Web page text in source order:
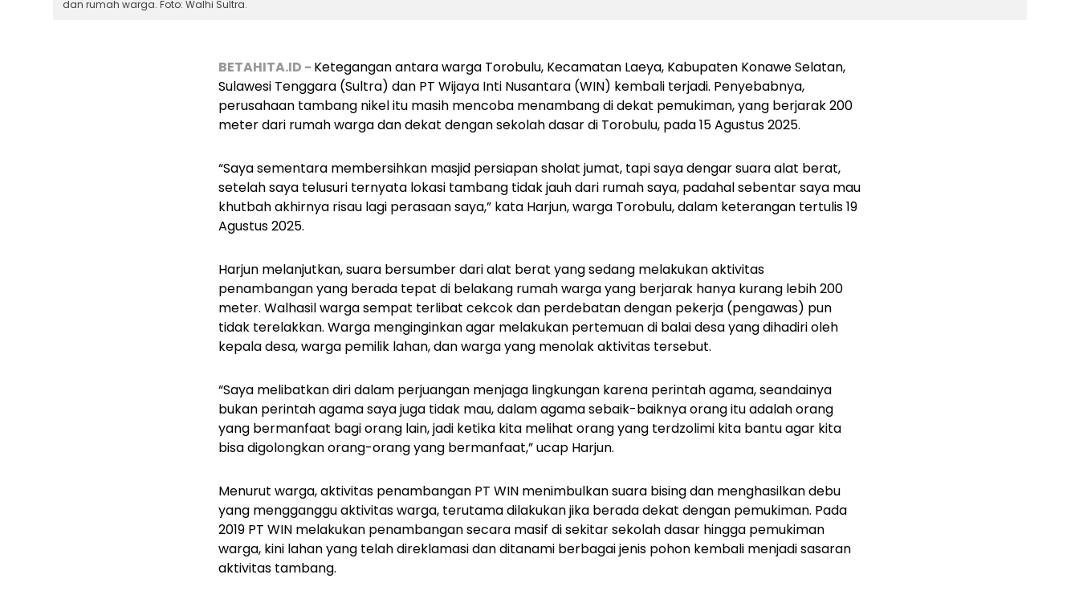
dan rumah warga. Foto: Walhi Sultra.
BETAHITA.ID - Ketegangan antara warga Torobulu, Kecamatan Laeya, Kabupaten Konawe Selatan,
Sulawesi Tenggara (Sultra) dan PT Wijaya Inti Nusantara (WIN) kembali terjadi. Penyebabnya,
perusahaan tambang nikel itu masih mencoba menambang di dekat pemukiman, yang berjarak 200
meter dari rumah warga dan dekat dengan sekolah dasar di Torobulu, pada 15 Agustus 2025.
“Saya sementara membersihkan masjid persiapan sholat jumat, tapi saya dengar suara alat berat,
setelah saya telusuri ternyata lokasi tambang tidak jauh dari rumah saya, padahal sebentar saya mau
khutbah akhirnya risau lagi perasaan saya,” kata Harjun, warga Torobulu, dalam keterangan tertulis 19
Agustus 2025.
Harjun melanjutkan, suara bersumber dari alat berat yang sedang melakukan aktivitas
penambangan yang berada tepat di belakang rumah warga yang berjarak hanya kurang lebih 200
meter. Walhasil warga sempat terlibat cekcok dan perdebatan dengan pekerja (pengawas) pun
tidak terelakkan. Warga menginginkan agar melakukan pertemuan di balai desa yang dihadiri oleh
kepala desa, warga pemilik lahan, dan warga yang menolak aktivitas tersebut.
“Saya melibatkan diri dalam perjuangan menjaga lingkungan karena perintah agama, seandainya
bukan perintah agama saya juga tidak mau, dalam agama sebaik-baiknya orang itu adalah orang
yang bermanfaat bagi orang lain, jadi ketika kita melihat orang yang terdzolimi kita bantu agar kita
bisa digolongkan orang-orang yang bermanfaat,” ucap Harjun.
Menurut warga, aktivitas penambangan PT WIN menimbulkan suara bising dan menghasilkan debu
yang mengganggu aktivitas warga, terutama dilakukan jika berada dekat dengan pemukiman. Pada
2019 PT WIN melakukan penambangan secara masif di sekitar sekolah dasar hingga pemukiman
warga, kini lahan yang telah direklamasi dan ditanami berbagai jenis pohon kembali menjadi sasaran
aktivitas tambang.